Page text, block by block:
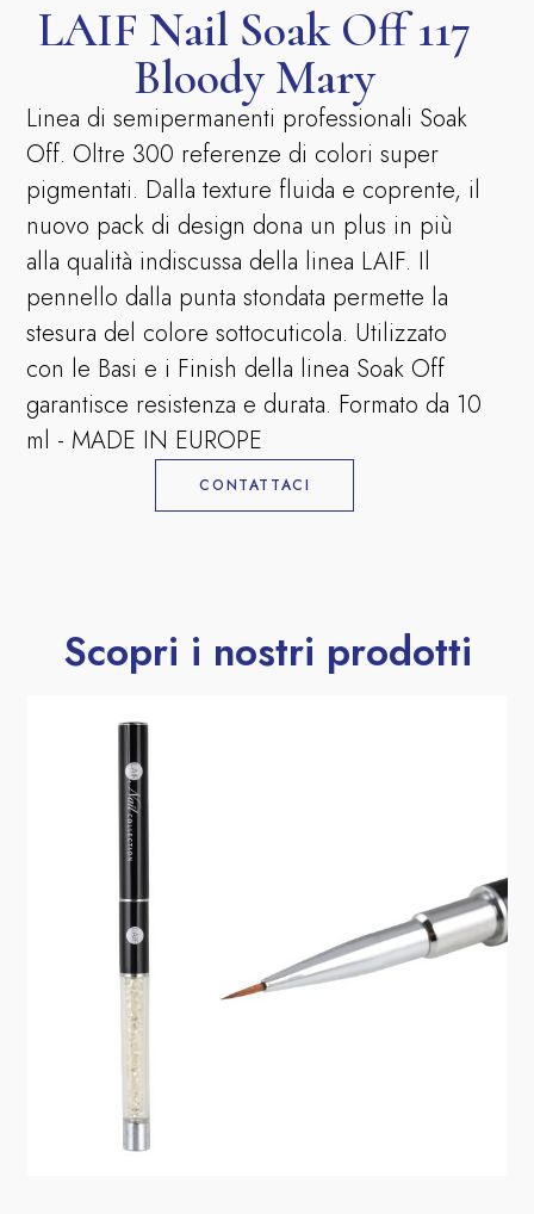
LAIF Nail Soak Off 117
Bloody Mary
Linea di semipermanenti professionali Soak
Off. Oltre 300 referenze di colori super
pigmentati. Dalla texture fluida e coprente, il
nuovo pack di design dona un plus in più
alla qualità indiscussa della linea LAIF. Il
pennello dalla punta stondata permette la
stesura del colore sottocuticola. Utilizzato
con le Basi e i Finish della linea Soak Off
garantisce resistenza e durata. Formato da 10
ml - MADE IN EUROPE
CONTATTACI
Scopri i nostri prodotti